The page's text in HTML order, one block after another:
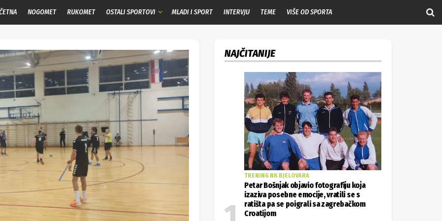
NOGOMET RUKOMET OSTALI SPORTOVI MLADI I SPORT INTERVJU TEME VIŠE OD SPORTA
NAJČITANIJE
TRENING NK BJELOVARA
Petar Bošnjak objavio fotografiju koja
izaziva posebne emocije, vratili se s
ratišta pa se poigrali sa zagrebačkom
Croatijom